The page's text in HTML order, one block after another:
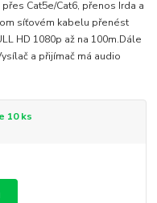
Cat5e/Cat6, přenos Irda a
síťovém kabelu přenést
HD 1080p až na 100m.Dále
a přijímač má audio
10 ks